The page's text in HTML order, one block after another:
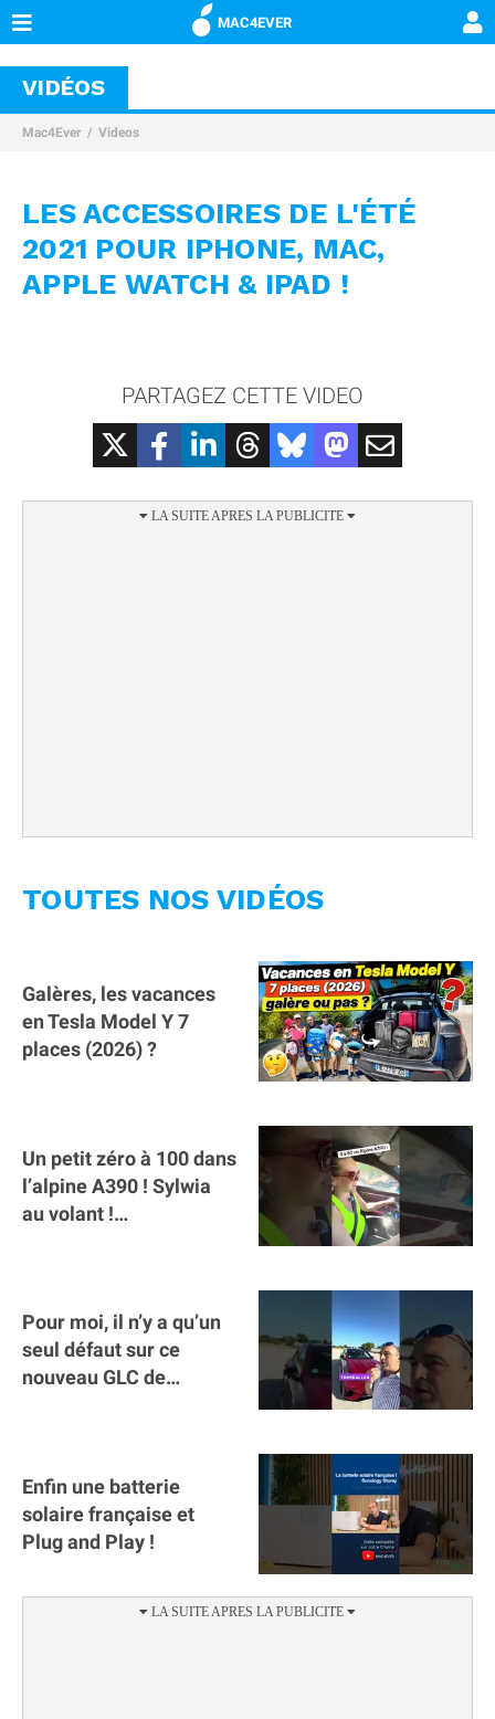
MAC4EVER
VIDÉOS
Mac4Ever Videos
LES ACCESSOIRES DE L'ÉTÉ
2021 POUR IPHONE, MAC,
APPLE WATCH & IPAD !
PARTAGEZ CETTE VIDEO
TOUTES NOS VIDÉOS
Galères, les vacances
en Tesla Model Y 7
places (2026) ?
Un petit zéro à 100 dans
l’alpine A390 ￼! Sylwia
au volant !
Pour moi, il n’y a qu’un
seul défaut sur ce
nouveau GLC de
Enfin une batterie
solaire française et
Plug and Play !